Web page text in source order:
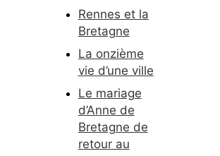
Rennes et la
Bretagne
La onzième
vie d’une ville
Le mariage
d’Anne de
Bretagne de
retour au